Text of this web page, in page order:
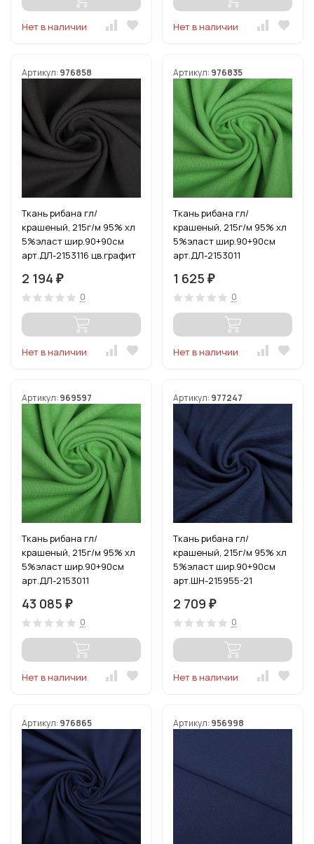
Нет в наличии Нет в наличии
Артикул: 976858
Ткань рибана гл/
крашеный, 215г/м 95% хл
5%эласт шир.90+90см
арт.ДЛ-2153116 цв.графит
2 194 ₽
0
Нет в наличии
Артикул: 976835
Ткань рибана гл/
крашеный, 215г/м 95% хл
5%эласт шир.90+90см
арт.ДЛ-2153011
(1кг-2,52м)
1 625 ₽
0
Нет в наличии
Артикул: 969597
Ткань рибана гл/
крашеный, 215г/м 95% хл
5%эласт шир.90+90см
арт.ДЛ-2153011
(1кг-2,52м)
43 085 ₽
0
Нет в наличии
Артикул: 977247
Ткань рибана гл/
крашеный, 215г/м 95% хл
5%эласт шир.90+90см
арт.ШН-215955-21
2 709 ₽
0
Нет в наличии
Артикул: 976865 Артикул: 956998